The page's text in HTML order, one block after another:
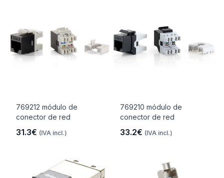
769212 módulo de
conector de red
31.3€ (IVA incl.)
769210 módulo de
conector de red
33.2€ (IVA incl.)